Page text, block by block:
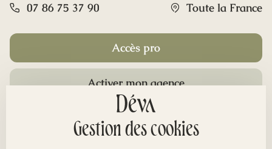
07 86 75 37 90 Toute la France
Accès pro
Activer mon agence
Gestion des cookies